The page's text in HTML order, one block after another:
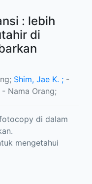
: lebih
di
Shim, Jae K. ; -
- Nama Orang;
di dalam
mengetahui